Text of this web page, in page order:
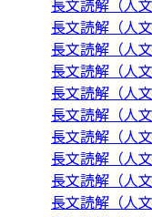
長文読解（人
長文読解（人
長文読解（人
長文読解（人
長文読解（人
長文読解（人
長文読解（人
長文読解（人
長文読解（人
長文読解（人